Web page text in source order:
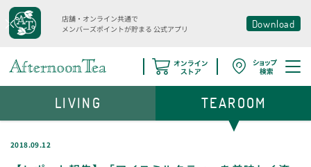
店舗・オンライン共通で
メンバーズポイントが貯まる 公式アプリ Download
2018.09.12
LIVING TEAROOM